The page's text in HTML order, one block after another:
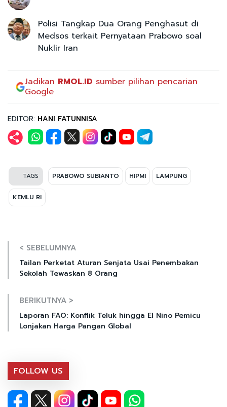
Polisi Tangkap Dua Orang Penghasut di
Medsos terkait Pernyataan Prabowo soal
Nuklir Iran
Jadikan RMOL.ID sumber pilihan pencarian
Google
EDITOR: HANI FATUNNISA
TAGS PRABOWO SUBIANTO HIPMI LAMPUNG
KEMLU RI
< SEBELUMNYA
Tailan Perketat Aturan Senjata Usai Penembakan
Sekolah Tewaskan 8 Orang
BERIKUTNYA >
Laporan FAO: Konflik Teluk hingga El Nino Pemicu
Lonjakan Harga Pangan Global
FOLLOW US